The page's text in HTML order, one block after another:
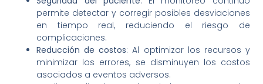
permite detectar y corregir posibles desviaciones
en tiempo real, reduciendo el riesgo de
complicaciones.
Reducción de costos: Al optimizar los recursos y
minimizar los errores, se disminuyen los costos
asociados a eventos adversos.